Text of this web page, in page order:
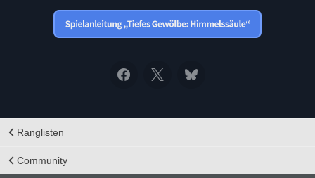
Ranglisten
Community